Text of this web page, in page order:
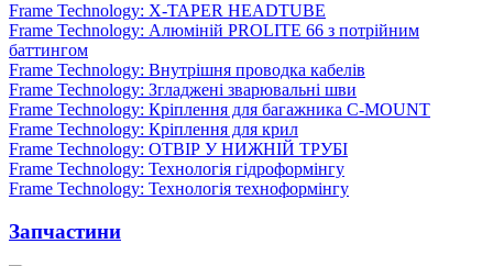
Frame Technology: X-TAPER HEADTUBE
Frame Technology: Алюміній PROLITE 66 з потрійним
баттингом
Frame Technology: Внутрішня проводка кабелів
Frame Technology: Згладжені зварювальні шви
Frame Technology: Кріплення для багажника C-MOUNT
Frame Technology: Кріплення для крил
Frame Technology: ОТВІР У НИЖНІЙ ТРУБІ
Frame Technology: Технологія гідроформінгу
Frame Technology: Технологія техноформінгу
Запчастини